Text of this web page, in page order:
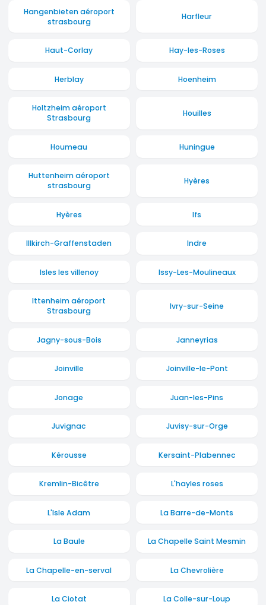
Hangenbieten aéroport
strasbourg
Harfleur
Haut-Corlay Hay-les-Roses
Herblay Hoenheim
Holtzheim aéroport
Strasbourg
Houilles
Houmeau Huningue
Huttenheim aéroport
strasbourg
Hyères
Hyères Ifs
Illkirch-Graffenstaden Indre
Isles les villenoy Issy-Les-Moulineaux
Ittenheim aéroport
Strasbourg
Ivry-sur-Seine
Jagny-sous-Bois Janneyrias
Joinville Joinville-le-Pont
Jonage Juan-les-Pins
Juvignac Juvisy-sur-Orge
Kérousse Kersaint-Plabennec
Kremlin-Bicêtre L'hayles roses
L'Isle Adam La Barre-de-Monts
La Baule La Chapelle Saint Mesmin
La Chapelle-en-serval La Chevrolière
La Ciotat La Colle-sur-Loup